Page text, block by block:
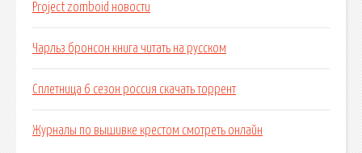
Project zomboid новости
Чарльз бронсон книга читать на русском
Сплетница 6 сезон россия скачать торрент
Журналы по вышивке крестом смотреть онлайн